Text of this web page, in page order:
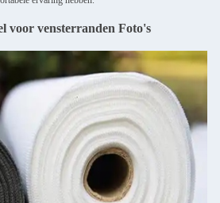
voor vensterranden Foto's